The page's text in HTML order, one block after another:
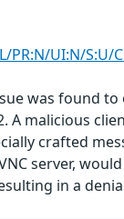
PR:N/UI:N/S:U/
was found to
A malicious
crafted
server,
in a